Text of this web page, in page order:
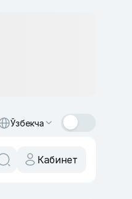
Ўзбекча
Кабинет